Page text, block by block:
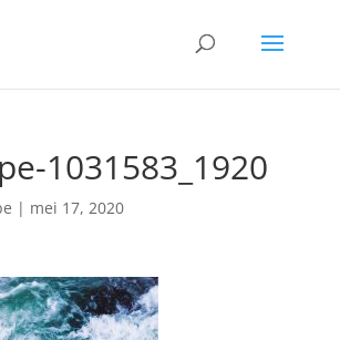
1031583_1920
| mei 17, 2020